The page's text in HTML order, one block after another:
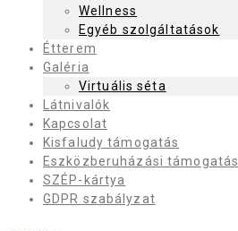
Wellness
Egyéb szolgáltatások
Étterem
Galéria
Virtuális séta
Látnivalók
Kapcsolat
Kisfaludy támogatás
Eszközberuházási támogatás
SZÉP-kártya
GDPR szabályzat